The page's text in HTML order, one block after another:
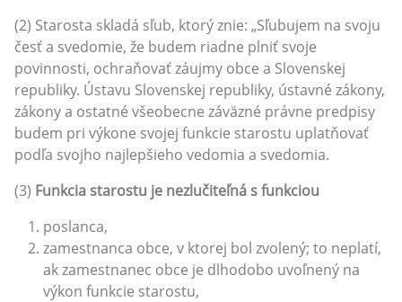
(2) Starosta skladá sľub, ktorý znie: „Sľubujem na svoju
česť a svedomie, že budem riadne plniť svoje
povinnosti, ochraňovať záujmy obce a Slovenskej
republiky. Ústavu Slovenskej republiky, ústavné zákony,
zákony a ostatné všeobecne záväzné právne predpisy
budem pri výkone svojej funkcie starostu uplatňovať
podľa svojho najlepšieho vedomia a svedomia.
(3) Funkcia starostu je nezlučiteľná s funkciou
poslanca,
zamestnanca obce, v ktorej bol zvolený; to neplatí,
ak zamestnanec obce je dlhodobo uvoľnený na
výkon funkcie starostu,